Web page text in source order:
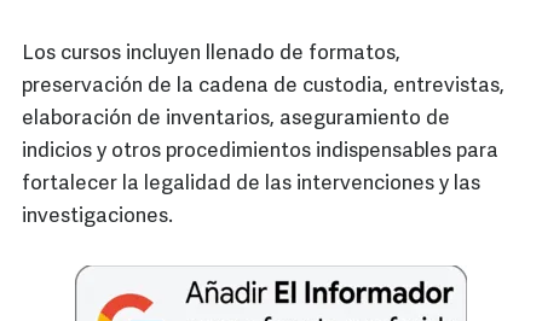
Los cursos incluyen llenado de formatos,
preservación de la cadena de custodia, entrevistas,
elaboración de inventarios, aseguramiento de
indicios y otros procedimientos indispensables para
fortalecer la legalidad de las intervenciones y las
investigaciones.